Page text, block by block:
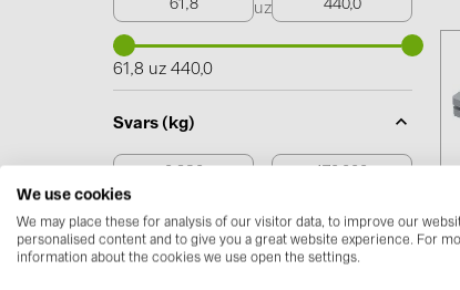
uz
61,8 uz 440,0
Svars (kg)
0,230 uz 170,000
We use cookies
We may place these for analysis of our visitor data, to improve our
personalised content and to give you a great website experience. For
information about the cookies we use open the settings.